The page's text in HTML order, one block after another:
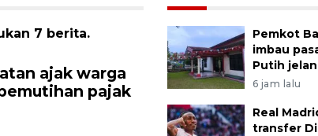
7 berita.
ajak warga
pajak
Pemkot
imbau
Putih
6 jam lalu
Real
transfer